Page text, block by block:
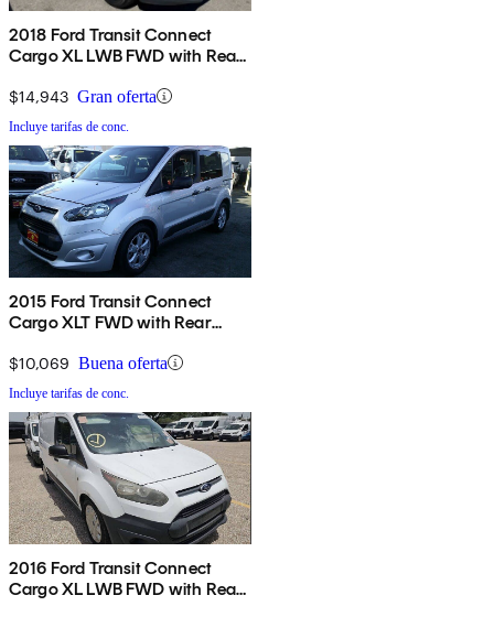
2018 Ford Transit Connect
Cargo XL LWB FWD with Rear
$14,943 Gran oferta
Incluye tarifas de conc.
2015 Ford Transit Connect
Cargo XLT FWD with Rear
$10,069 Buena oferta
Incluye tarifas de conc.
2016 Ford Transit Connect
Cargo XL LWB FWD with Rear